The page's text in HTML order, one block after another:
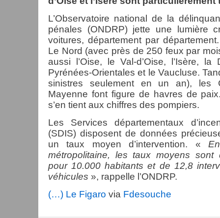
L’Observatoire national de la
pénales (ONDRP) jette une lumière
voitures, département par
Le Nord (avec près de 250 feux par
aussi l’Oise, le Val-d’Oise, l’Isère,
Pyrénées-Orientales et le Vaucluse.
sinistres seulement en un an), les
Mayenne font figure de havres de
s’en tient aux chiffres des pompiers.
Les Services départementaux
(SDIS) disposent de données
un taux moyen d’intervention. «
métropolitaine, les taux moyens sont
pour 10.000 habitants et de 12,8
véhicules », rappelle l’ONDRP.
(…) Le Figaro via Fdesouche